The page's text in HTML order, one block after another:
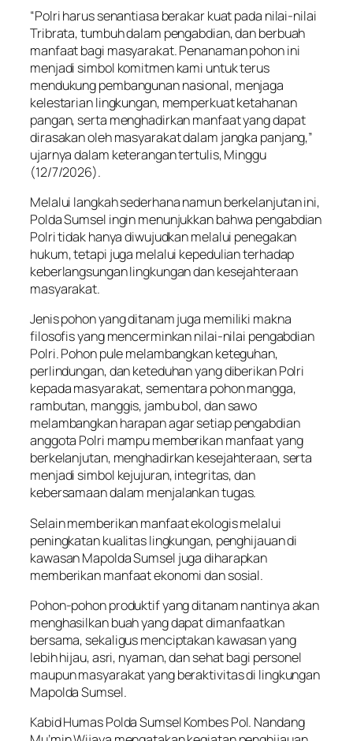
“Polri harus senantiasa berakar kuat pada nilai-nilai
Tribrata, tumbuh dalam pengabdian, dan berbuah
manfaat bagi masyarakat. Penanaman pohon ini
menjadi simbol komitmen kami untuk terus
mendukung pembangunan nasional, menjaga
kelestarian lingkungan, memperkuat ketahanan
pangan, serta menghadirkan manfaat yang dapat
dirasakan oleh masyarakat dalam jangka panjang,”
ujarnya dalam keterangan tertulis, Minggu
(12/7/2026).
Melalui langkah sederhana namun berkelanjutan ini,
Polda Sumsel ingin menunjukkan bahwa pengabdian
Polri tidak hanya diwujudkan melalui penegakan
hukum, tetapi juga melalui kepedulian terhadap
keberlangsungan lingkungan dan kesejahteraan
masyarakat.
Jenis pohon yang ditanam juga memiliki makna
filosofis yang mencerminkan nilai-nilai pengabdian
Polri. Pohon pule melambangkan keteguhan,
perlindungan, dan keteduhan yang diberikan Polri
kepada masyarakat, sementara pohon mangga,
rambutan, manggis, jambu bol, dan sawo
melambangkan harapan agar setiap pengabdian
anggota Polri mampu memberikan manfaat yang
berkelanjutan, menghadirkan kesejahteraan, serta
menjadi simbol kejujuran, integritas, dan
kebersamaan dalam menjalankan tugas.
Selain memberikan manfaat ekologis melalui
peningkatan kualitas lingkungan, penghijauan di
kawasan Mapolda Sumsel juga diharapkan
memberikan manfaat ekonomi dan sosial.
Pohon-pohon produktif yang ditanam nantinya akan
menghasilkan buah yang dapat dimanfaatkan
bersama, sekaligus menciptakan kawasan yang
lebih hijau, asri, nyaman, dan sehat bagi personel
maupun masyarakat yang beraktivitas di lingkungan
Mapolda Sumsel.
Kabid Humas Polda Sumsel Kombes Pol. Nandang